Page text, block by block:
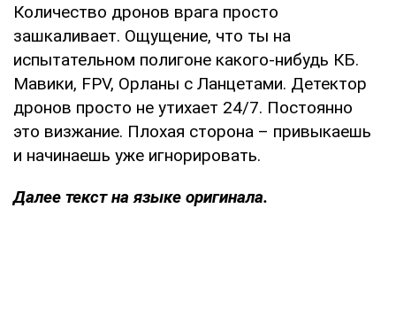
Количество дронов врага просто
зашкаливает. Ощущение, что ты на
испытательном полигоне какого-нибудь КБ.
Мавики, FPV, Орланы с Ланцетами. Детектор
дронов просто не утихает 24/7. Постоянно
это визжание. Плохая сторона – привыкаешь
и начинаешь уже игнорировать.
Далее текст на языке оригинала.